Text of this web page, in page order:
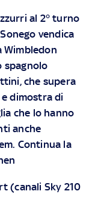
al 2° turno
vendica
Wimbledon
spagnolo
che supera
dimostra di
che lo hanno
anche
Continua la
(canali Sky 210